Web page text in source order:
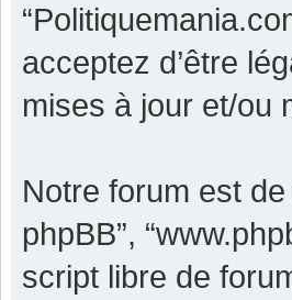
acceptez d’être
mises à jour et/ou
Notre forum est de
phpBB”,
script libre de